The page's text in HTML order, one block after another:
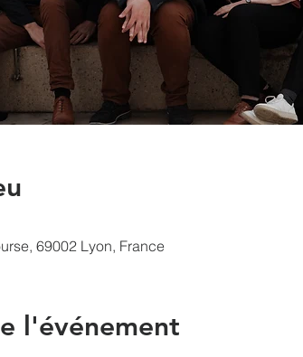
69002 Lyon, France
l'événement